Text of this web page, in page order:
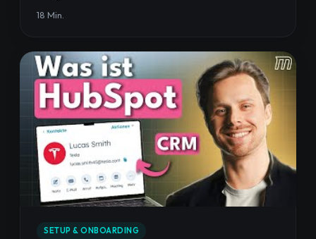
18 Min.
SETUP & ONBOARDING